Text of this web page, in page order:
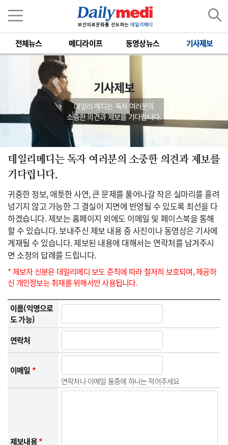
전체뉴스 메디라이프 동영상뉴스 기사제보
기사제보
데일리 메디는 독자 여러분의
소중한 의견과 제보를 기다립니다.
데일리메디는 독자 여러분의 소중한 의견과 제보를
기다립니다.
귀중한 정보, 애틋한 사연, 큰 문제를 풀어나갈 작은 실마리를 흘려
넘기지 않고 가능한 그 결실이 지면에 반영될 수 있도록 최선을 다
하겠습니다. 제보는 홈페이지 외에도 이메일 및 페이스북을 통해
할 수 있습니다. 보내주신 제보 내용 중 사진이나 동영상은 기사에
게재될 수 있습니다. 제보된 내용에 대해서는 연락처를 남겨주시
면 소정의 답례를 드립니다.
* 제보자 신분은 데일리메디 보도 준칙에 따라 철저히 보호되며, 제공하
신 개인정보는 취재를 위해서만 사용됩니다.
이름(익명으로
도 가능)
연락처
이메일*
연락처나 이메일 둘중에 하나는 적어주세요
제보내용*